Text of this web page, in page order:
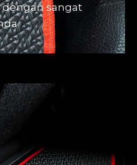
dengan sangat